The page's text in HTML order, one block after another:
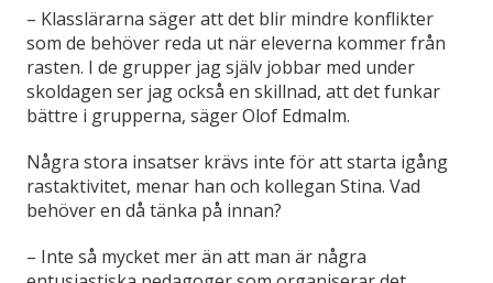
– Klasslärarna säger att det blir mindre konflikter
som de behöver reda ut när eleverna kommer från
rasten. I de grupper jag själv jobbar med under
skoldagen ser jag också en skillnad, att det funkar
bättre i grupperna, säger Olof Edmalm.
Några stora insatser krävs inte för att starta igång
rastaktivitet, menar han och kollegan Stina. Vad
behöver en då tänka på innan?
– Inte så mycket mer än att man är några